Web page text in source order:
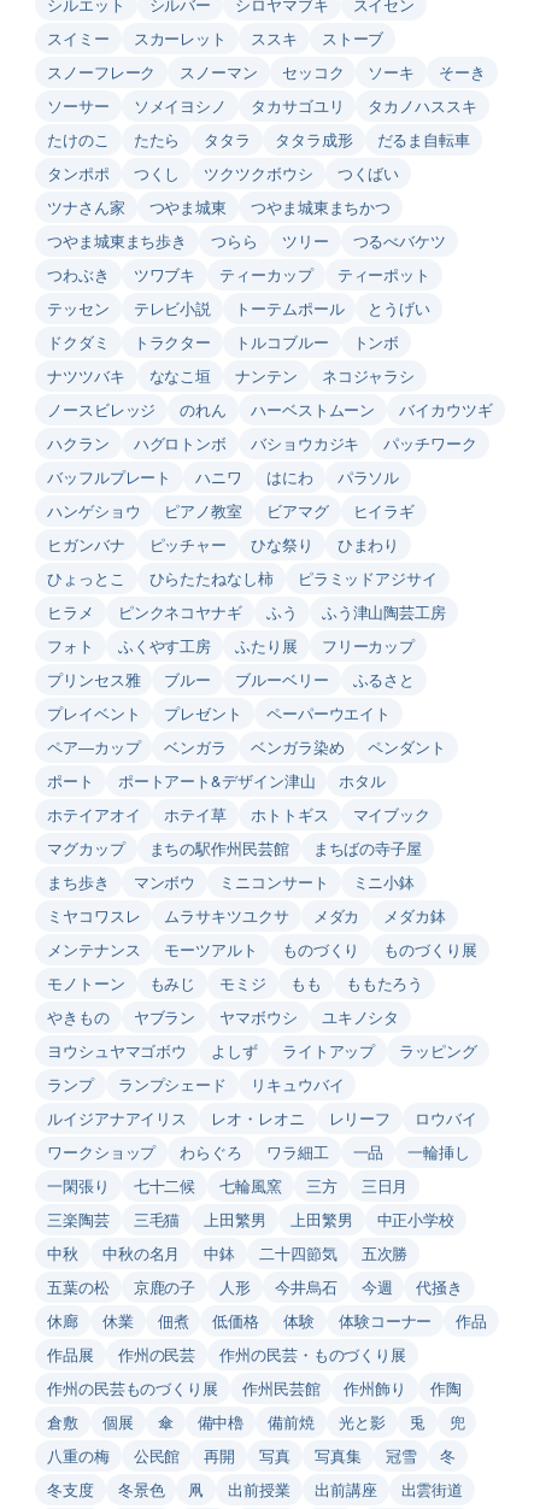
スイミー
スカーレット ススキ
ストーブ
スノーフレーク
スノーマン セッコク ソーキ
そーき
ソーサー
ソメイヨシノ タカサゴユリ
タカノハススキ
たけのこ
たたら タタラ タタラ成形
だるま自転車
タンポポ
つくし ツクツクボウシ
つくばい
ツナさん家
つやま城東
つやま城東まちかつ
つやま城東まち歩き
つらら ツリー
つるべバケツ
つわぶき
ツワブキ ティーカップ
ティーポット
テッセン
テレビ小説 トーテムポール
とうげい
ドクダミ
トラクター トルコブルー
トンボ
ナツツバキ
ななこ垣 ナンテン
ネコジャラシ
ノースビレッジ
のれん ハーベストムーン
バイカウツギ
ハクラン
ハグロトンボ バショウカジキ
パッチワーク
バッフルプレート
ハニワ はにわ
パラソル
ハンゲショウ
ピアノ教室 ビアマグ
ヒイラギ
ヒガンバナ
ピッチャー ひな祭り
ひまわり
ひょっとこ
ひらたたねなし柿
ピラミッドアジサイ
ヒラメ
ピンクネコヤナギ ふう
ふう津山陶芸工房
フォト
ふくやす工房 ふたり展
フリーカップ
プリンセス雅
ブルー ブルーベリー
ふるさと
プレイベント
プレゼント
ペーパーウエイト
ペア―カップ
ベンガラ ベンガラ染め
ペンダント
ポート
ポートアート&デザイン津山
ホタル
ホテイアオイ
ホテイ草 ホトトギス
マイブック
マグカップ
まちの駅作州民芸館
まちばの寺子屋
まち歩き
マンボウ ミニコンサート
ミニ小鉢
ミヤコワスレ
ムラサキツユクサ メダカ
メダカ鉢
メンテナンス
モーツアルト ものづくり
ものづくり展
モノトーン
もみじ モミジ もも
ももたろう
やきもの
ヤブラン ヤマボウシ
ユキノシタ
ヨウシュヤマゴボウ
よしず ライトアップ
ラッピング
ランプ
ランプシェード
リキュウバイ
ルイジアナアイリス
レオ・レオニ レリーフ
ロウバイ
ワークショップ
わらぐろ ワラ細工 一品
一輪挿し
一閑張り
七十二候 七輪風窯 三方
三日月
三楽陶芸
三毛猫 上田繁男 上田繁男
中正小学校
中秋
中秋の名月 中鉢 二十四節気
五次勝
五葉の松
京鹿の子 人形 今井烏石 今週
代掻き
休廊
休業 佃煮 低価格 体験 体験コーナー
作品
作品展
作州の民芸
作州の民芸・ものづくり展
作州の民芸ものづくり展
作州民芸館 作州飾り
作陶
倉敷
個展 傘 備中櫓 備前焼 光と影 兎
兜
八重の梅
公民館 再開 写真 写真集 冠雪
冬
冬支度
冬景色 凧 出前授業 出前講座
出雲街道